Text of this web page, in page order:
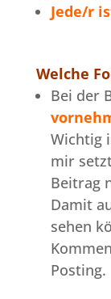
Jede/r
Welche
Bei der
Wichtig
mir
Beitrag
Damit
sehen
Posting.